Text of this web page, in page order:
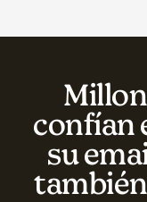
confían
su